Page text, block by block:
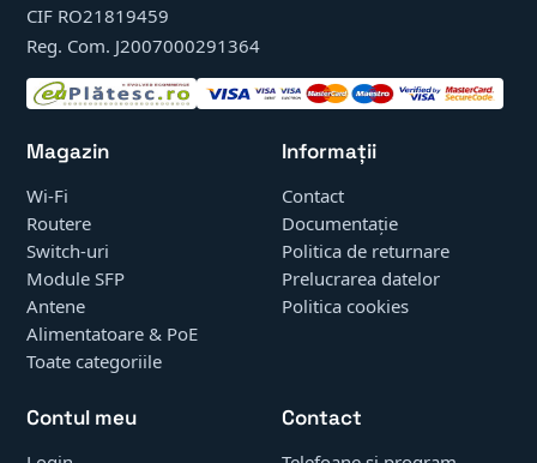
CIF RO21819459
Reg. Com. J2007000291364
Magazin
Wi-Fi
Routere
Switch-uri
Module SFP
Antene
Alimentatoare & PoE
Toate categoriile
Informații
Contact
Documentație
Politica de returnare
Prelucrarea datelor
Politica cookies
Contul meu Contact